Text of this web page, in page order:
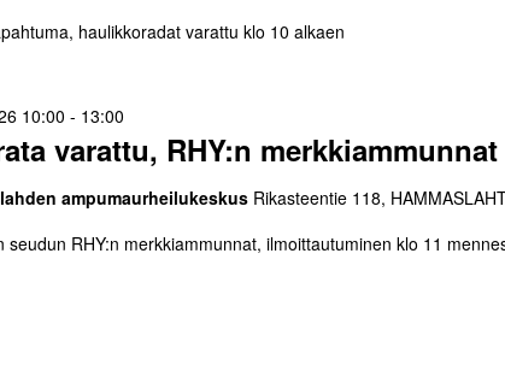
haulikkoradat varattu klo 10 alkaen
varattu, RHY:n merkkiammunnat
10:00 - 13:00
ampumaurheilukeskus Rikasteentie 118,
seudun RHY:n merkkiammunnat, ilmoittautuminen klo 11